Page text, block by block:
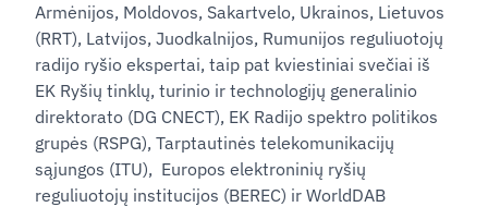
Armėnijos, Moldovos, Sakartvelo, Ukrainos, Lietuvos
(RRT), Latvijos, Juodkalnijos, Rumunijos reguliuotojų
radijo ryšio ekspertai, taip pat kviestiniai svečiai iš
EK Ryšių tinklų, turinio ir technologijų generalinio
direktorato (DG CNECT), EK Radijo spektro politikos
grupės (RSPG), Tarptautinės telekomunikacijų
sąjungos (ITU), Europos elektroninių ryšių
reguliuotojų institucijos (BEREC) ir WorldDAB